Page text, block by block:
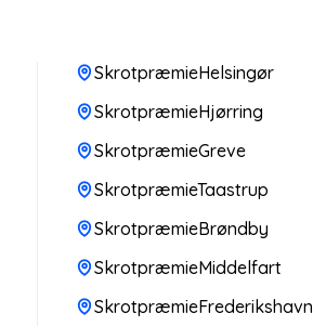
SkrotpræmieHelsingør
SkrotpræmieHjørring
SkrotpræmieGreve
SkrotpræmieTaastrup
SkrotpræmieBrøndby
SkrotpræmieMiddelfart
SkrotpræmieFrederikshavn